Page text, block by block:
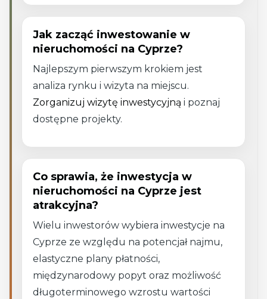
Jak zacząć inwestowanie w
nieruchomości na Cyprze?
Najlepszym pierwszym krokiem jest
analiza rynku i wizyta na miejscu.
Zorganizuj wizytę inwestycyjną i poznaj
dostępne projekty.
Co sprawia, że inwestycja w
nieruchomości na Cyprze jest
atrakcyjna?
Wielu inwestorów wybiera inwestycje na
Cyprze ze względu na potencjał najmu,
elastyczne plany płatności,
międzynarodowy popyt oraz możliwość
długoterminowego wzrostu wartości